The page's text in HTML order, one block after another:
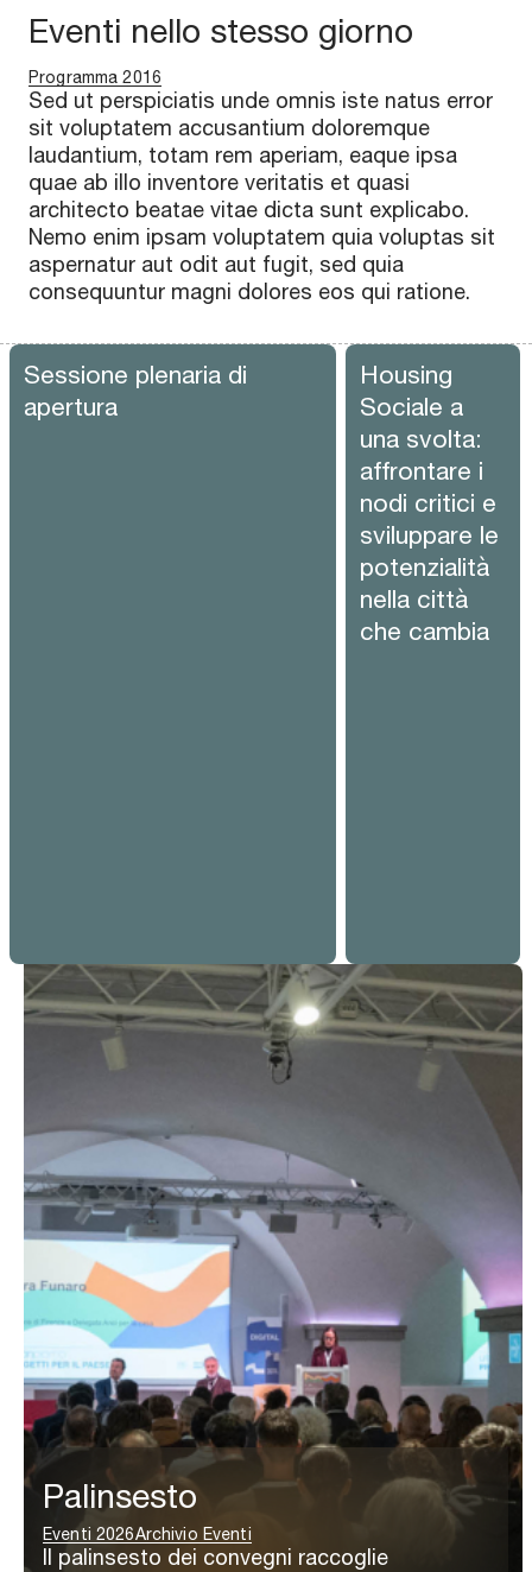
Eventi nello stesso giorno
Programma 2016
Sed ut perspiciatis unde omnis iste natus error
sit voluptatem accusantium doloremque
laudantium, totam rem aperiam, eaque ipsa
quae ab illo inventore veritatis et quasi
architecto beatae vitae dicta sunt explicabo.
Nemo enim ipsam voluptatem quia voluptas sit
aspernatur aut odit aut fugit, sed quia
consequuntur magni dolores eos qui ratione.
Sessione plenaria di
apertura
Housing
Sociale a
una svolta:
affrontare i
nodi critici e
sviluppare le
potenzialità
nella città
che cambia
Palinsesto
Eventi 2026Archivio Eventi
Il palinsesto dei convegni raccoglie